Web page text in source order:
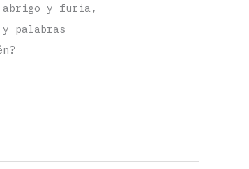
abrigo y furia,
palabras